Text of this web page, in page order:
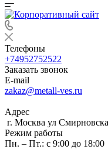
Телефоны
+74952752522
Заказать звонок
E-mail
zakaz@metall-ves.ru
Адрес
г. Москва ул
Режим работы
Пн. – Пт.: с 9:00 до 18:00